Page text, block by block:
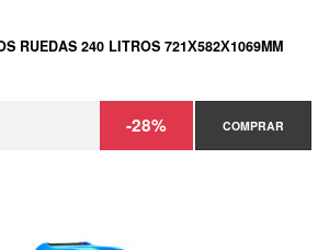
RUEDAS 240 LITROS 721Х582Х1069MM
-28% COMPRAR